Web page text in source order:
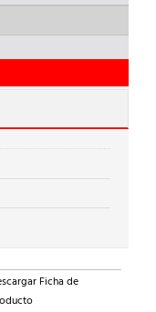
Ficha de